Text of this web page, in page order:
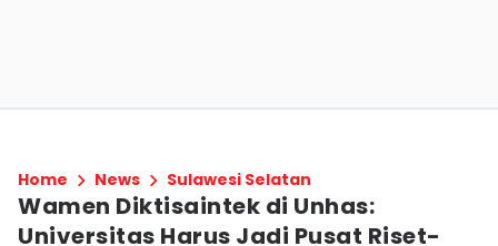
Home News Sulawesi Selatan
Wamen Diktisaintek di Unhas:
Universitas Harus Jadi Pusat Riset-